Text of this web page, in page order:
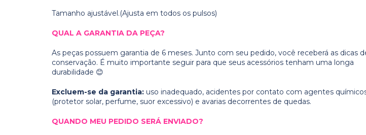
Tamanho ajustável.(Ajusta em todos os pulsos)
QUAL A GARANTIA DA PEÇA?
As peças possuem garantia de 6 meses. Junto com seu pedido, você receberá as dicas
conservação. É muito importante seguir para que seus acessórios tenham uma longa
durabilidade 😊
Excluem-se da garantia: uso inadequado, acidentes por contato com agentes
(protetor solar, perfume, suor excessivo) e avarias decorrentes de quedas.
QUANDO MEU PEDIDO SERÁ ENVIADO?